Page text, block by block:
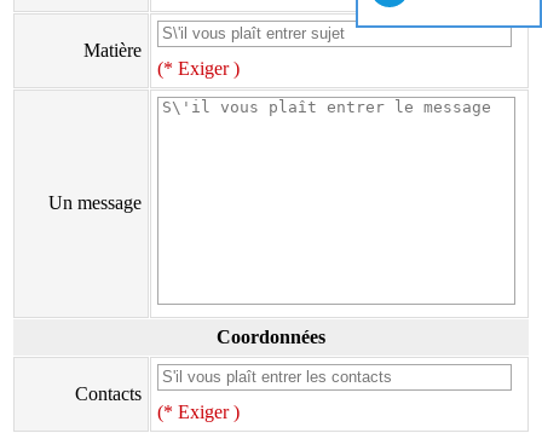
Matière
(* Exiger )
Un message
Coordonnées
Contacts
(* Exiger )